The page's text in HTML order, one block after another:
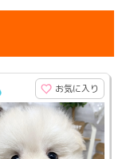
お気に入り